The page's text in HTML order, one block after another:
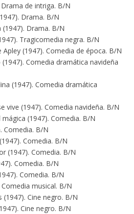
de intriga. B/N
Drama. B/N
(1947). Drama. B/N
Tragicomedia negra. B/N
Apley (1947). Comedia de época. B/N
Comedia dramática navideña
(1947). Comedia dramática
vive (1947). Comedia navideña. B/N
(1947). Comedia. B/N
Comedia. B/N
Comedia. B/N
(1947). Comedia. B/N
Comedia. B/N
Comedia. B/N
musical. B/N
(1947). Cine negro. B/N
Cine negro. B/N